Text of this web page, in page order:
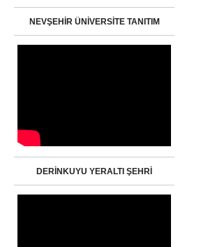
NEVŞEHİR ÜNİVERSİTE TANITIM
DERİNKUYU YERALTI ŞEHRİ